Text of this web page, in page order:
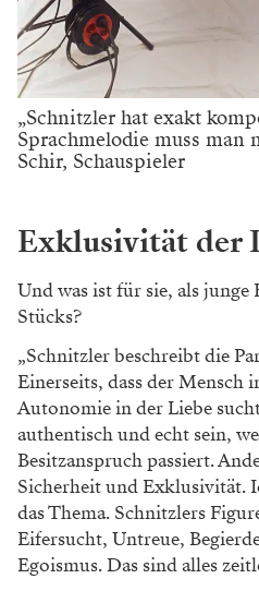
„Schnitzler hat exakt
Sprachmelodie muss man
Schir, Schauspieler
Exklusivität der
Und was ist für sie, als
Stücks?
„Schnitzler beschreibt die
Einerseits, dass der Mensch
Autonomie in der Liebe
authentisch und echt sein,
Besitzanspruch passiert.
Sicherheit und Exklusivität.
das Thema. Schnitzlers
Eifersucht, Untreue,
Egoismus. Das sind alles